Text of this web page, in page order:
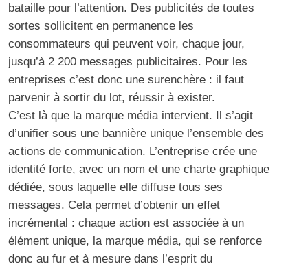
bataille pour l’attention. Des publicités de toutes
sortes sollicitent en permanence les
consommateurs qui peuvent voir, chaque jour,
jusqu’à 2 200 messages publicitaires. Pour les
entreprises c’est donc une surenchère : il faut
parvenir à sortir du lot, réussir à exister.
C’est là que la marque média intervient. Il s’agit
d’unifier sous une bannière unique l’ensemble des
actions de communication. L’entreprise crée une
identité forte, avec un nom et une charte graphique
dédiée, sous laquelle elle diffuse tous ses
messages. Cela permet d’obtenir un effet
incrémental : chaque action est associée à un
élément unique, la marque média, qui se renforce
donc au fur et à mesure dans l’esprit du